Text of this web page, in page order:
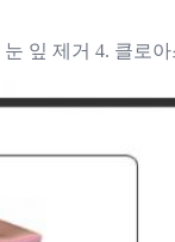
눈 잎 제거 4. 클로